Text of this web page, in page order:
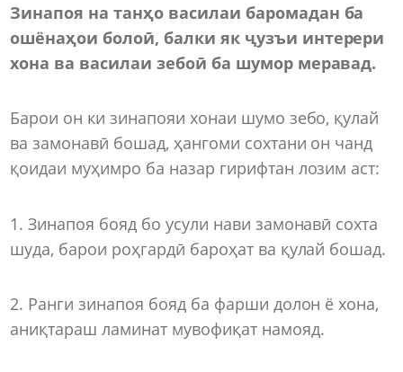
Зинапоя на танҳо василаи баромадан ба
ошёнаҳои болоӣ, балки як ҷузъи интерери
хона ва василаи зебоӣ ба шумор меравад.
Барои он ки зинапояи хонаи шумо зебо, қулай
ва замонавӣ бошад, ҳангоми сохтани он чанд
қоидаи муҳимро ба назар гирифтан лозим аст:
1. Зинапоя бояд бо усули нави замонавӣ сохта
шуда, барои роҳгардӣ бароҳат ва қулай бошад.
2. Ранги зинапоя бояд ба фарши долон ё хона,
аниқтараш ламинат мувофиқат намояд.